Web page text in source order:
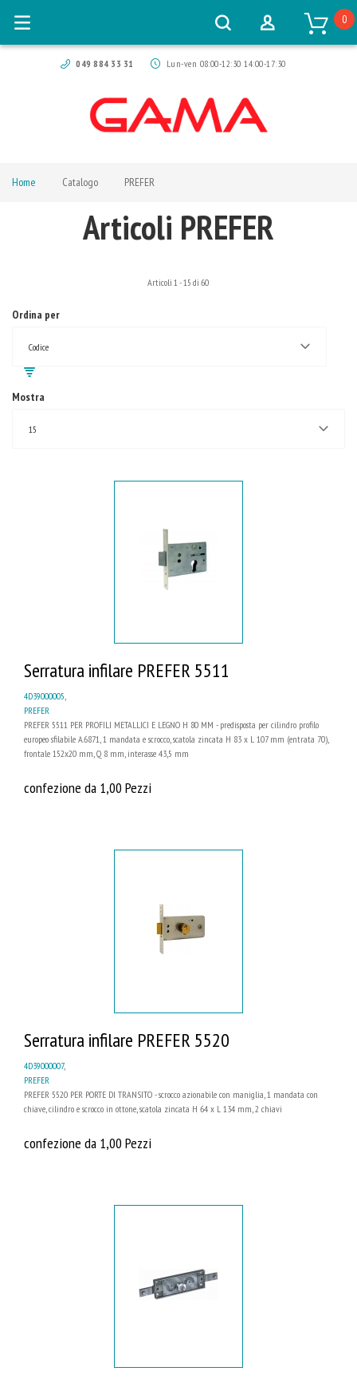
049 884 33 31 Lun-ven 08:00-12:30 14:00-17:30
0
Home Catalogo PREFER
Articoli PREFER
Ordina per
Codice
Articoli 1 -15 di 60
Mostra
15
Serratura infilare PREFER 5511
4D39000005,
PREFER
PREFER 5511 PER PROFILI METALLICI E LEGNO H 80 MM - predisposta per cilindro profilo
europeo sfilabile A.6871, 1 mandata e scrocco, scatola zincata H 83 x L 107 mm (entrata 70),
frontale 152x20 mm, Q 8 mm, interasse 43,5 mm
confezione da 1,00 Pezzi
Serratura infilare PREFER 5520
4D39000007,
PREFER
PREFER 5520 PER PORTE DI TRANSITO - scrocco azionabile con maniglia, 1 mandata con
chiave, cilindro e scrocco in ottone, scatola zincata H 64 x L 134 mm, 2 chiavi
confezione da 1,00 Pezzi